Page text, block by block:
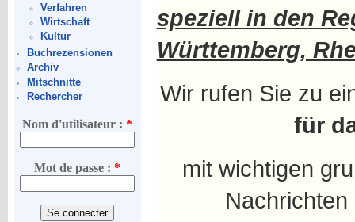
Verfahren
Wirtschaft
Kultur
Buchrezensionen
Archiv
Mitschnitte
Rechercher
Nom d'utilisateur :*
Mot de passe :*
speziell in den
Württemberg,
Wir rufen Sie zu
für
mit wichtigen